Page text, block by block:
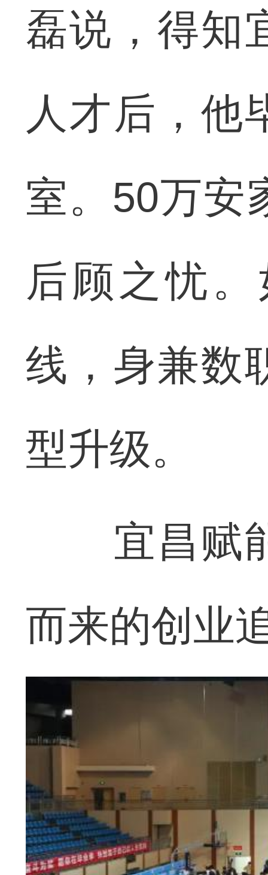
磊说，得知
人才后，他
室。50万安
后顾之忧
线，身兼数
型升级。
宜昌赋能
而来的创业